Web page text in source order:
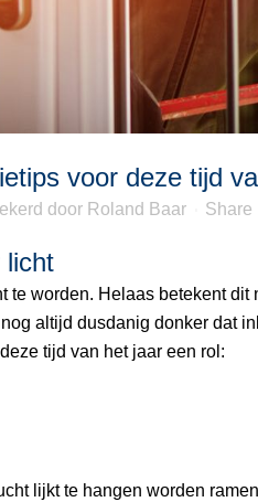
voor deze tijd
door Roland Baar Share
licht
te worden. Helaas betekent
altijd dusdanig donker dat
tijd van het jaar een rol:
lijkt te hangen worden